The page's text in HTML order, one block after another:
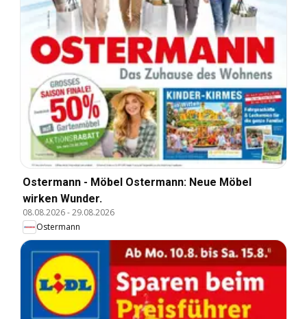
Ostermann - Möbel Ostermann: Neue Möbel
wirken Wunder.
08.08.2026-29.08.2026
Ostermann